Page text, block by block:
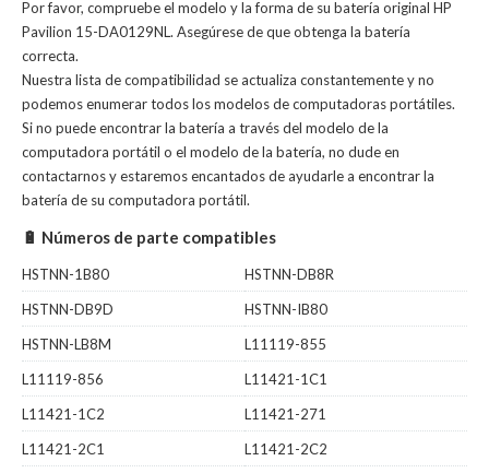
Por favor, compruebe el modelo y la forma de su batería original HP
Pavilion 15-DA0129NL. Asegúrese de que obtenga la batería
correcta.
Nuestra lista de compatibilidad se actualiza constantemente y no
podemos enumerar todos los modelos de computadoras portátiles.
Si no puede encontrar la batería a través del modelo de la
computadora portátil o el modelo de la batería, no dude en
contactarnos y estaremos encantados de ayudarle a encontrar la
batería de su computadora portátil.
🔋 Números de parte compatibles
HSTNN-1B80
HSTNN-DB8R
HSTNN-DB9D
HSTNN-IB80
HSTNN-LB8M
L11119-855
L11119-856
L11421-1C1
L11421-1C2
L11421-271
L11421-2C1
L11421-2C2